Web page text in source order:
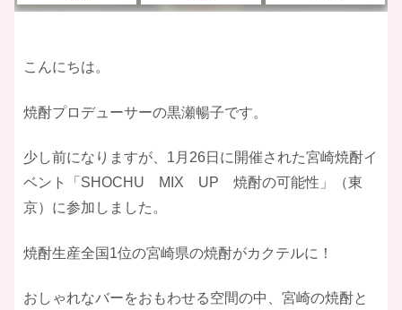
こんにちは。
焼酎プロデューサーの黒瀬暢子です。
少し前になりますが、1月26日に開催された宮崎焼酎イ
ベント「SHOCHU MIX UP 焼酎の可能性」（東
京）に参加しました。
焼酎生産全国1位の宮崎県の焼酎がカクテルに！
おしゃれなバーをおもわせる空間の中、宮崎の焼酎と